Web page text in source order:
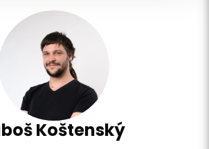
Koštenský